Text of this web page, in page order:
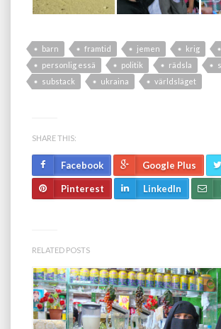
barn framtid jemen krig
personlig essä
politik rädsla
substack
ukraina världsläget
SHARE THIS:
Facebook Google Plus
Pinterest LinkedIn
RELATED POSTS